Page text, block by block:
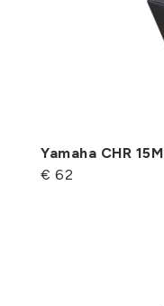
Yamaha CHR 15M
€ 62